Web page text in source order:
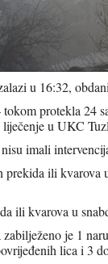
u 16:32,
protekla 24
liječenje u UKC
imali
ili kvarova
ili kvarova u
je 1
lica i 3